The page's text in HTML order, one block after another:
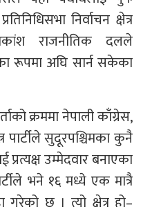
निर्वाचन क्षेत्र
राजनीतिक दलले
रूपमा अघि सार्न सकेका
क्रममा नेपाली काँग्रेस,
पार्टीले सुदूरपश्चिमका कुनै
प्रत्यक्ष उम्मेदवार बनाएका
भने १६ मध्ये एक मात्रै